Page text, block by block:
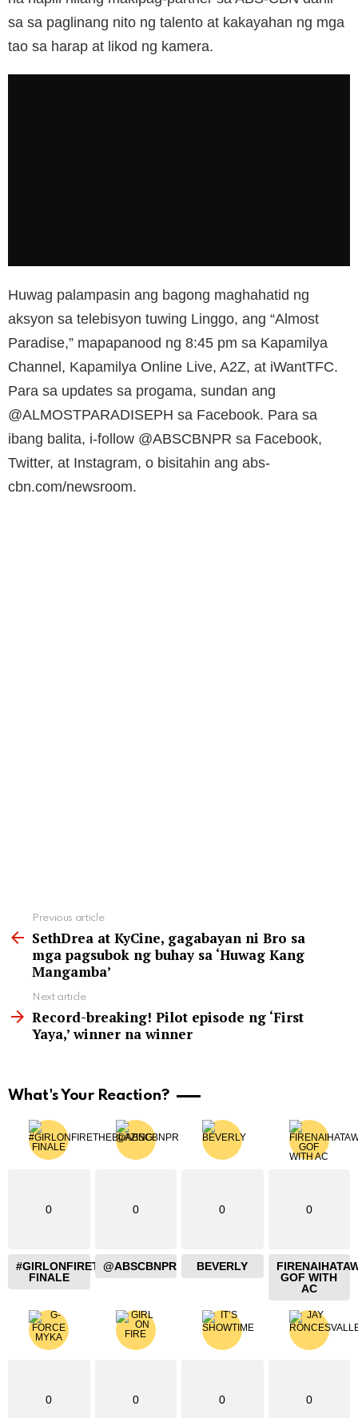
sa sa paglinang nito ng talento at kakayahan ng mga
tao sa harap at likod ng kamera.
Huwag palampasin ang bagong maghahatid ng
aksyon sa telebisyon tuwing Linggo, ang “Almost
Paradise,” mapapanood ng 8:45 pm sa Kapamilya
Channel, Kapamilya Online Live, A2Z, at iWantTFC.
Para sa updates sa progama, sundan ang
@ALMOSTPARADISEPH sa Facebook. Para sa
ibang balita, i-follow @ABSCBNPR sa Facebook,
Twitter, at Instagram, o bisitahin ang abs-
cbn.com/newsroom.
more
Previous article
SethDrea at KyCine, gagabayan ni Bro sa
mga pagsubok ng buhay sa ‘Huwag Kang
Mangamba’
Next article
Record-breaking! Pilot episode ng ‘First
Yaya,’ winner na winner
What's Your Reaction?
0
#GIRLONFIRETHEBLAZING
FINALE
0
@ABSCBNPR
0
BEVERLY
0
GOF WITH
AC
0 0 0 0